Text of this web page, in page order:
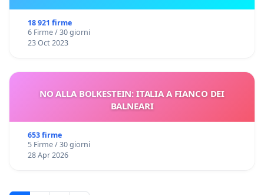
18 921 firme
6 Firme / 30 giorni
23 Oct 2023
NO ALLA BOLKESTEIN: ITALIA A FIANCO DEI
BALNEARI
653 firme
5 Firme / 30 giorni
28 Apr 2026